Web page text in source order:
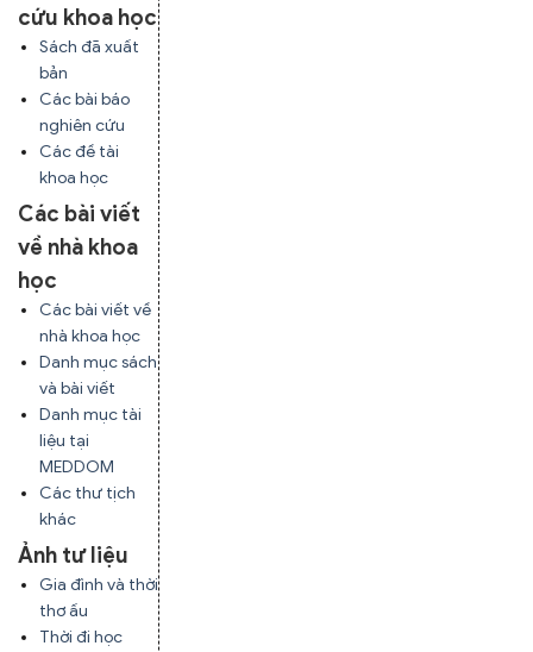
cứu khoa học
Sách đã xuất
bản
Các bài báo
nghiên cứu
Các đề tài
khoa học
Các bài viết
về nhà khoa
học
Các bài viết về
nhà khoa học
Danh mục sách
và bài viết
Danh mục tài
liệu tại
MEDDOM
Các thư tịch
khác
Ảnh tư liệu
Gia đình và thời
thơ ấu
Thời đi học